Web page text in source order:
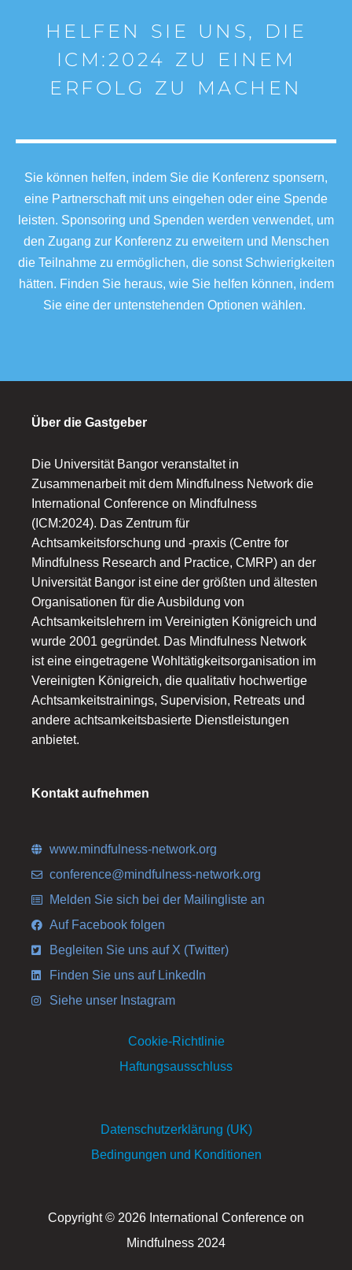
HELFEN SIE UNS, DIE
ICM:2024 ZU EINEM
ERFOLG ZU MACHEN
Sie können helfen, indem Sie die Konferenz sponsern,
eine Partnerschaft mit uns eingehen oder eine Spende
leisten. Sponsoring und Spenden werden verwendet, um
den Zugang zur Konferenz zu erweitern und Menschen
die Teilnahme zu ermöglichen, die sonst Schwierigkeiten
hätten. Finden Sie heraus, wie Sie helfen können, indem
Sie eine der untenstehenden Optionen wählen.
Über die Gastgeber
Die Universität Bangor veranstaltet in
Zusammenarbeit mit dem Mindfulness Network die
International Conference on Mindfulness
(ICM:2024). Das Zentrum für
Achtsamkeitsforschung und -praxis (Centre for
Mindfulness Research and Practice, CMRP) an der
Universität Bangor ist eine der größten und ältesten
Organisationen für die Ausbildung von
Achtsamkeitslehrern im Vereinigten Königreich und
wurde 2001 gegründet. Das Mindfulness Network
ist eine eingetragene Wohltätigkeitsorganisation im
Vereinigten Königreich, die qualitativ hochwertige
Achtsamkeitstrainings, Supervision, Retreats und
andere achtsamkeitsbasierte Dienstleistungen
anbietet.
Kontakt aufnehmen
www.mindfulness-network.org
conference@mindfulness-network.org
Melden Sie sich bei der Mailingliste an
Auf Facebook folgen
Begleiten Sie uns auf X (Twitter)
Finden Sie uns auf LinkedIn
Siehe unser Instagram
Cookie-Richtlinie
Haftungsausschluss
Datenschutzerklärung (UK)
Bedingungen und Konditionen
Copyright © 2026 International Conference on
Mindfulness 2024